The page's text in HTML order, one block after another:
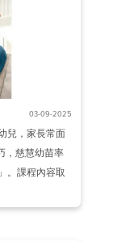
03-09-2025
兒，家長常面
，慈慧幼苗率
。課程內容取